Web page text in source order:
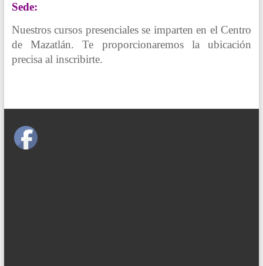
Sede:
Nuestros cursos presenciales se imparten en el Centro
de Mazatlán. Te proporcionaremos la ubicación
precisa al inscribirte.